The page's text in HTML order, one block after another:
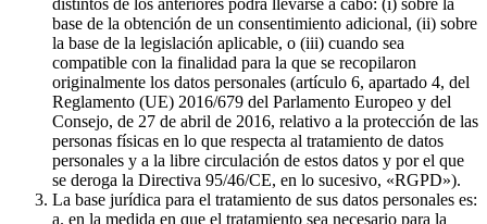
base de la obtención de un consentimiento adicional, (ii) sobre
la base de la legislación aplicable, o (iii) cuando sea
compatible con la finalidad para la que se recopilaron
originalmente los datos personales (artículo 6, apartado 4, del
Reglamento (UE) 2016/679 del Parlamento Europeo y del
Consejo, de 27 de abril de 2016, relativo a la protección de las
personas físicas en lo que respecta al tratamiento de datos
personales y a la libre circulación de estos datos y por el que
se deroga la Directiva 95/46/CE, en lo sucesivo, «RGPD»).
La base jurídica para el tratamiento de sus datos personales es:
a. en la medida en que el tratamiento sea necesario para la